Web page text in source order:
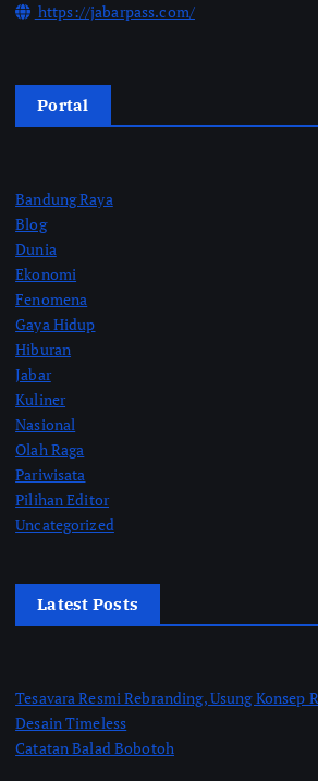
https://jabarpass.com/
Portal
Bandung Raya
Blog
Dunia
Ekonomi
Fenomena
Gaya Hidup
Hiburan
Jabar
Kuliner
Nasional
Olah Raga
Pariwisata
Pilihan Editor
Uncategorized
Latest Posts
Tesavara Resmi Rebranding, Usung Konsep
Desain Timeless
Catatan Balad Bobotoh